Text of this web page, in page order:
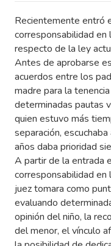
Recientemente entró
corresponsabilidad en
respecto de la ley
Antes de aprobarse
acuerdos entre los
madre para la
determinadas pautas
quien estuvo más
separación,
años daba prioridad
A partir de la entrada
corresponsabilidad
juez tomara como
evaluando
opinión del niño, la
del menor, el vínculo